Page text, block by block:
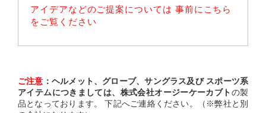
アイデアなどのご提案については 事前にこちら
をご覧ください
ご注意 ： ヘルメット、グローブ、サングラス及び スポーツ系
アイテムにつきましては、 株式会社オージーケーカブトの製
品となっております。 下記へご連絡ください。（※弊社と別